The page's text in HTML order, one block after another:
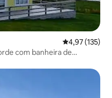
4,97 de uma
4,97 (135)
com banheira de
hóspedes